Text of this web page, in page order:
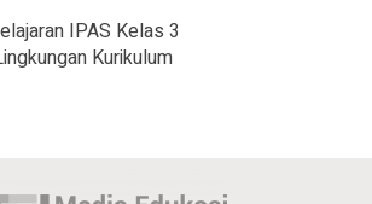
IPAS Kelas 3
Kurikulum